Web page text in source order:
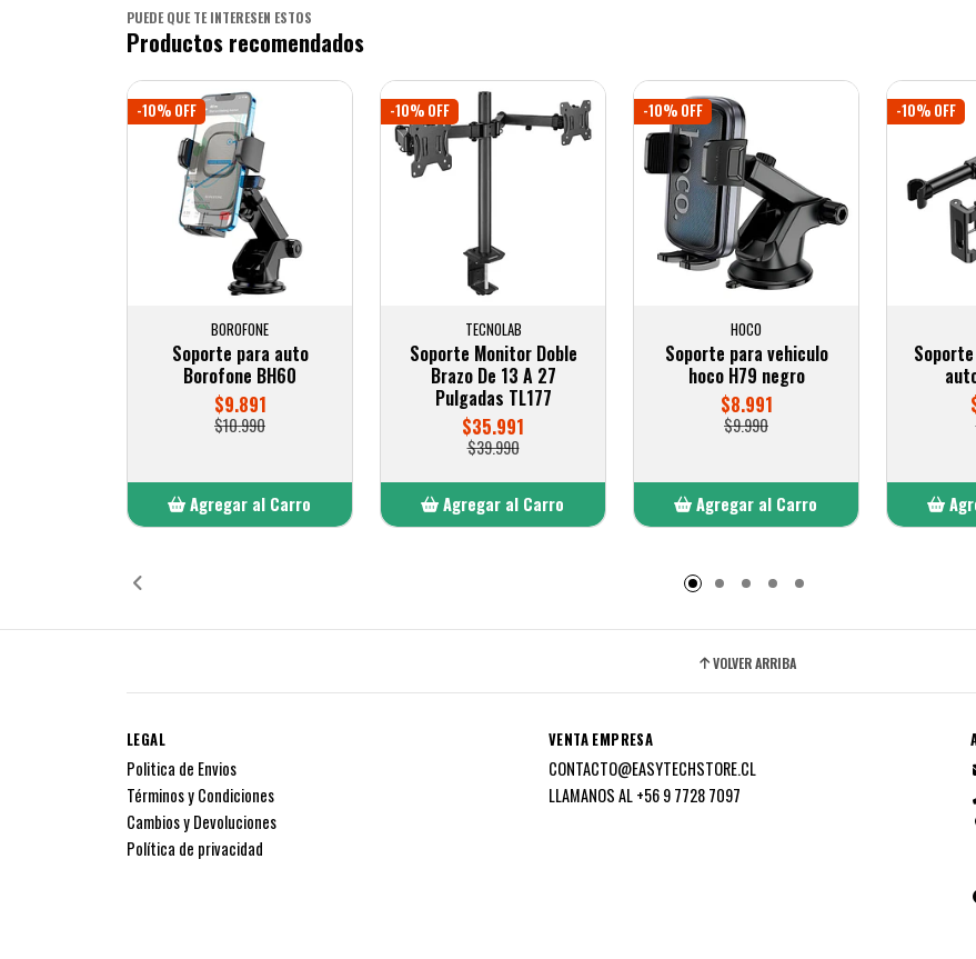
PUEDE QUE TE INTERESEN ESTOS
Productos recomendados
-10% OFF
BOROFONE
Soporte para auto
Borofone BH60
$9.891
$10.990
Agregar al Carro
-10% OFF
TECNOLAB
Soporte Monitor Doble
Brazo De 13 A 27
Pulgadas TL177
$35.991
$39.990
Agregar al Carro
-10% OFF
HOCO
Soporte para vehiculo
hoco H79 negro
$8.991
$9.990
Agregar al Carro
-10% OFF
VOLVER ARRIBA
LEGAL
Politica de Envios
Términos y Condiciones
Cambios y Devoluciones
Política de privacidad
VENTA EMPRESA
CONTACTO@EASYTECHSTORE.CL
LLAMANOS AL +56 9 7728 7097